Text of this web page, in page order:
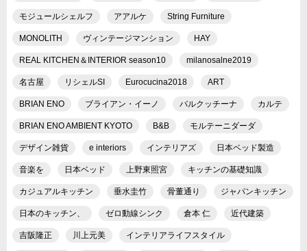
モジュールシェルフ アアルケ String Furniture
MONOLITH ヴィンテージマンション HAY
REAL KITCHEN＆INTERIOR season10 milanosalne2019
名古屋 リシェルSI Eurocucina2018 ART
BRIAN ENO ブライアン・イーノ バルクッチーナ カルテ
BRIAN ENO AMBIENT KYOTO B&B モルテーニダーダ
デザイン雑貨 e interiors インテリアズ 日本ベッド製造
音楽を 日本ベッド 上野東照宮 キッチンの基礎知識
カジュアルキッチン 垂水圭竹 骨董通り ジャパンキッチン
日本のキッチン、 ゼロ動線シンク 倉本 仁 近代建築
吉阪隆正 川上元美 インテリアライフスタイル